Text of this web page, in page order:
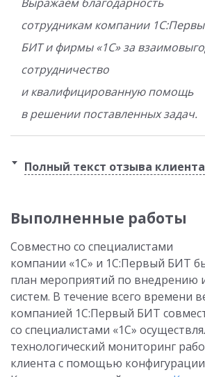
сотрудникам компании
БИТ и фирмы «1С» за
сотрудничество
и квалифицированную помощь
в решении поставленных задач.
Полный текст отзыва клиента
Выполненные работы
Совместно со специалистами
компании «1С» и 1С:Первый БИТ
план мероприятий по
систем. В течение всего времени
компанией 1С:Первый БИТ
со специалистами «1С»
технологический мониторинг
клиента с помощью